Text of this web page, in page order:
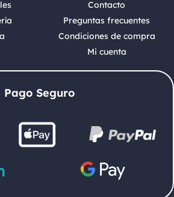
Contacto
Preguntas frecuentes
Condiciones de compra
Mi cuenta
Pago Seguro